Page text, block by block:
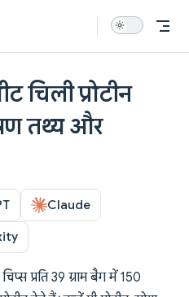
चिली प्रोटीन
तथ्य और
Claude
प्रति 39 ग्राम बैग में 150